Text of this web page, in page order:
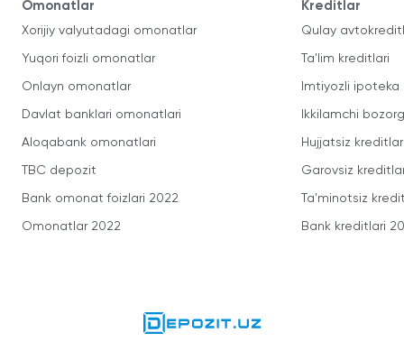
Omonatlar
Xorijiy valyutadagi omonatlar
Yuqori foizli omonatlar
Onlayn omonatlar
Davlat banklari omonatlari
Aloqabank omonatlari
TBC depozit
Bank omonat foizlari 2022
Omonatlar 2022
Kreditlar
Qulay
Ta'lim kreditlari
Imtiyozli ipoteka
Ikkilamchi
Hujjatsiz kreditlar
Garovsiz
Ta'minotsiz
Bank kreditlari